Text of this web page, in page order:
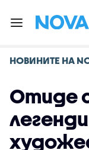
НОВИНИТЕ НА
Отиде